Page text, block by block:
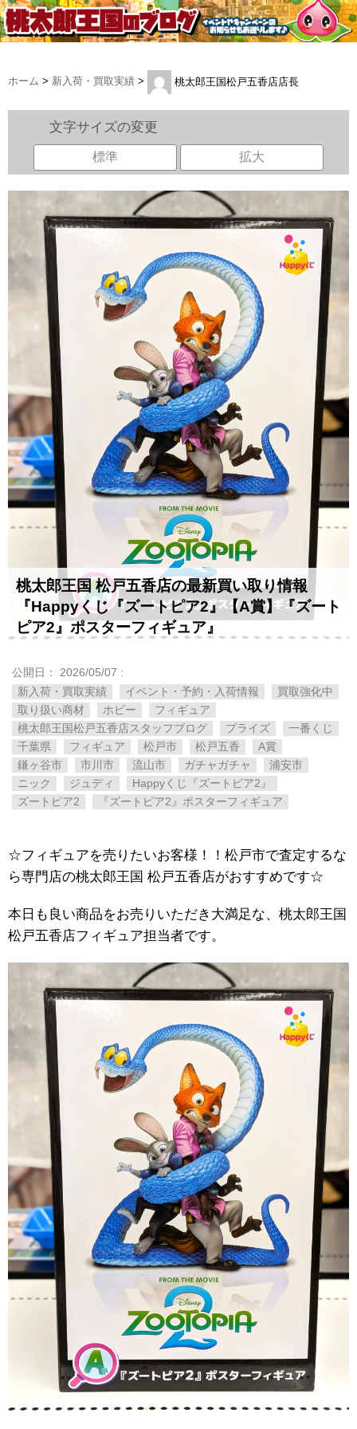
ホーム > 新入荷・買取実績 > 桃太郎王国松戸五香店店長
文字サイズの変更
標準 拡大
桃太郎王国 松戸五香店の最新買い取り情報
『Happyくじ『ズートピア2』【A賞】『ズート
ピア2』ポスターフィギュア』
公開日： 2026/05/07 :
新入荷・買取実績
イベント・予約・入荷情報
買取強化中
取り扱い商材
ホビー
フィギュア
桃太郎王国松戸五香店スタッフブログ
プライズ
一番くじ
千葉県
フィギュア 松戸市 松戸五香
A賞
鎌ヶ谷市
市川市 流山市 ガチャガチャ
浦安市
ニック
ジュディ
Happyくじ『ズートピア2』
ズートピア2
『ズートピア2』ポスターフィギュア
☆フィギュアを売りたいお客様！！松戸市で査定するな
ら専門店の桃太郎王国 松戸五香店がおすすめです☆
本日も良い商品をお売りいただき大満足な、桃太郎王国
松戸五香店フィギュア担当者です。